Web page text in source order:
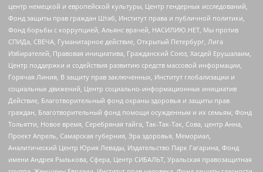
центр немецкой и европейской культуры, Центр гендерных исследований,
Фонд защиты прав граждан Штаб, Институт права и публичной политики,
Фонд борьбы с коррупцией, Альянс врачей, НАСИЛИЮ.НЕТ, Мы против
СПИДа, СВЕЧА, Гуманитарное действие, Открытый Петербург, Лига
Избирателей, Правовая инициатива, Гражданский Союз, Хасдей Ерушалаим,
Центр поддержки и содействия развитию средств массовой информации,
Горячая Линия, В защиту прав заключенных, Институт глобализации и
социальных движений, Центр социально-информационных инициатив
Действие, Благотворительный фонд охраны здоровья и защиты прав
граждан, Благотворительный фонд помощи осужденным и их семьям, Фонд
Тольятти, Новое время, Серебряная тайга, Так-Так-Так, Сова, центр Анна,
Проект Апрель, Самарская губерния, Эра здоровья, Мемориал,
Аналитический Центр Юрия Левады, Издательство Парк Гагарина, Фонд
имени Андрея Рылькова, Сфера, Центр СИБАЛЬТ, Уральская правозащитная